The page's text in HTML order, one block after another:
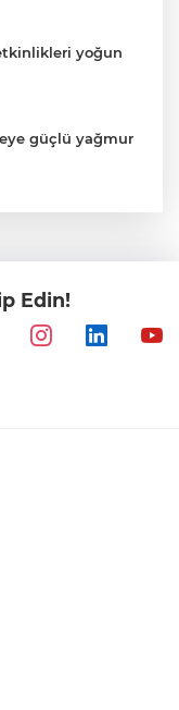
yoğun
güçlü yağmur
YÖK ziyareti
denetimine 250
Edin!